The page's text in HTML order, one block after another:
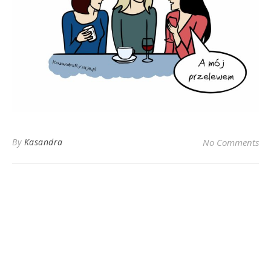
By Kasandra No Comments